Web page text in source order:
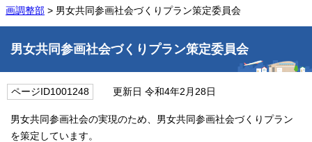
画調整部 > 男女共同参画社会づくりプラン策定委員会
男女共同参画社会づくりプラン策定委員会
ページID1001248 更新日 令和4年2月28日
男女共同参画社会の実現のため、男女共同参画社会づくりプラン
を策定しています。